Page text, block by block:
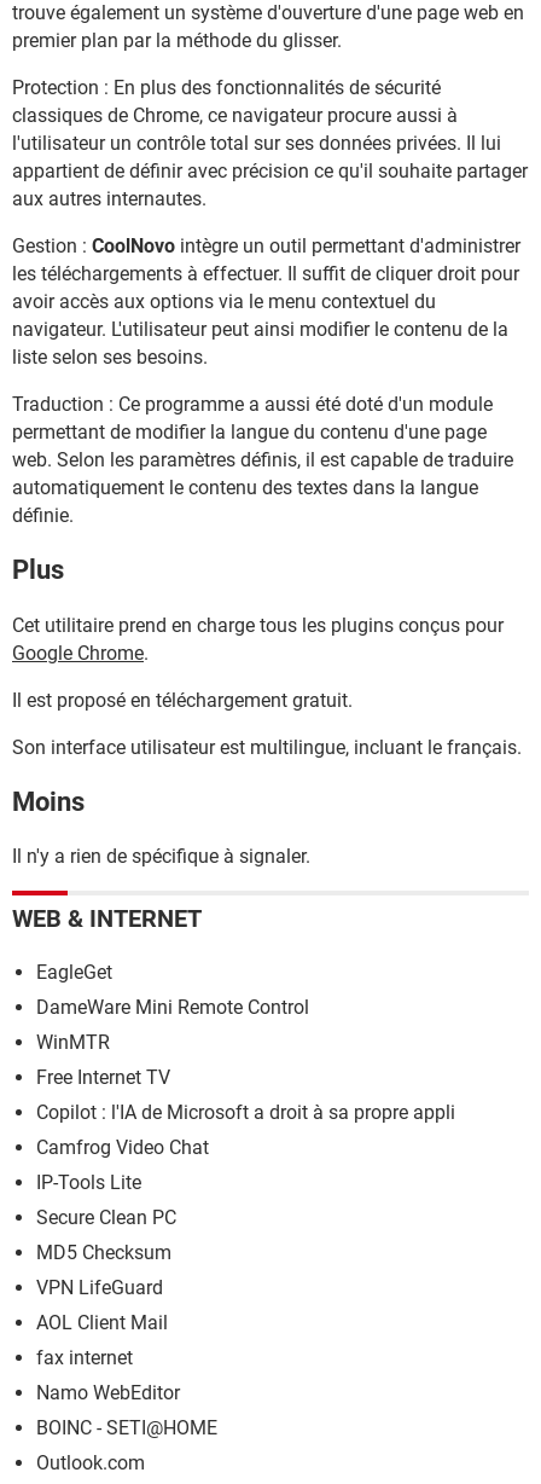
trouve également un système d'ouverture d'une page web en
premier plan par la méthode du glisser.
Protection : En plus des fonctionnalités de sécurité
classiques de Chrome, ce navigateur procure aussi à
l'utilisateur un contrôle total sur ses données privées. Il lui
appartient de définir avec précision ce qu'il souhaite partager
aux autres internautes.
Gestion : CoolNovo intègre un outil permettant d'administrer
les téléchargements à effectuer. Il suffit de cliquer droit pour
avoir accès aux options via le menu contextuel du
navigateur. L'utilisateur peut ainsi modifier le contenu de la
liste selon ses besoins.
Traduction : Ce programme a aussi été doté d'un module
permettant de modifier la langue du contenu d'une page
web. Selon les paramètres définis, il est capable de traduire
automatiquement le contenu des textes dans la langue
définie.
Plus
Cet utilitaire prend en charge tous les plugins conçus pour
Google Chrome.
Il est proposé en téléchargement gratuit.
Son interface utilisateur est multilingue, incluant le français.
Moins
Il n'y a rien de spécifique à signaler.
WEB & INTERNET
EagleGet
DameWare Mini Remote Control
WinMTR
Free Internet TV
Copilot : l'IA de Microsoft a droit à sa propre appli
Camfrog Video Chat
IP-Tools Lite
Secure Clean PC
MD5 Checksum
VPN LifeGuard
AOL Client Mail
fax internet
Namo WebEditor
BOINC - SETI@HOME
Outlook.com